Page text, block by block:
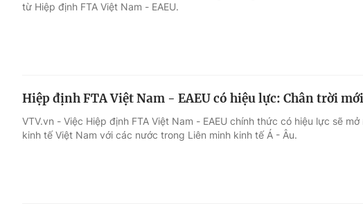
từ Hiệp định FTA Việt Nam - EAEU.
Hiệp định FTA Việt Nam - EAEU có hiệu lực: Chân trời
VTV.vn - Việc Hiệp định FTA Việt Nam - EAEU chính thức có hiệu lực sẽ
kinh tế Việt Nam với các nước trong Liên minh kinh tế Á - Âu.